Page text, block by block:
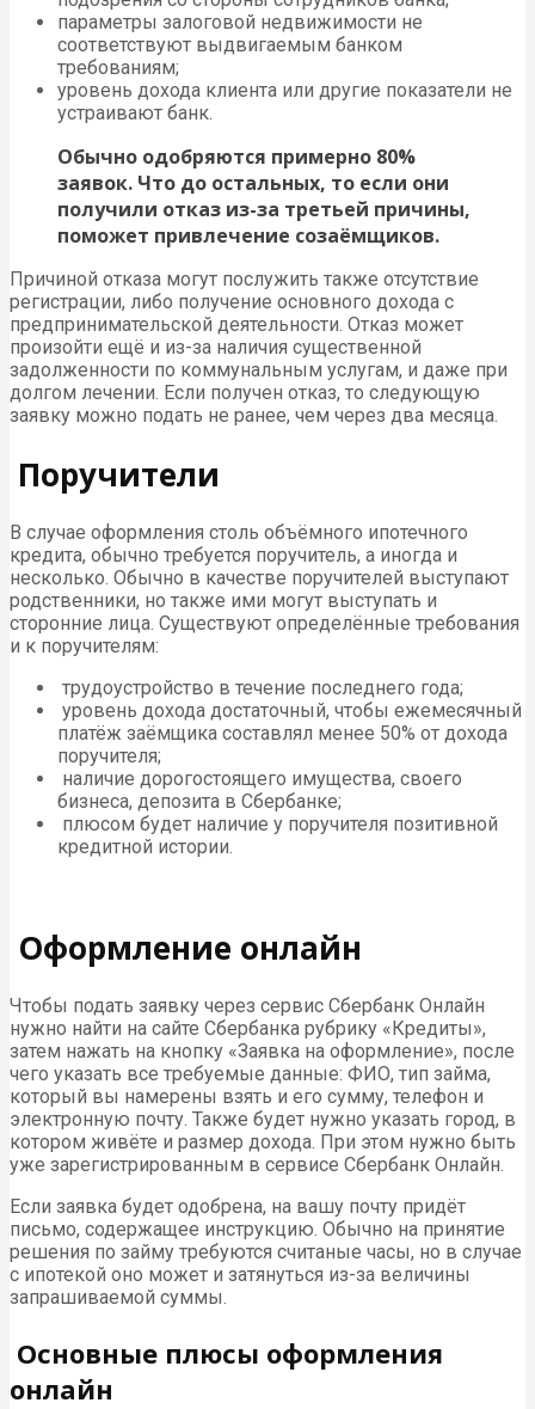
параметры залоговой недвижимости не
соответствуют выдвигаемым банком
требованиям;
уровень дохода клиента или другие показатели не
устраивают банк.
Обычно одобряются примерно 80%
заявок. Что до остальных, то если они
получили отказ из-за третьей причины,
поможет привлечение созаёмщиков.
Причиной отказа могут послужить также отсутствие
регистрации, либо получение основного дохода с
предпринимательской деятельности. Отказ может
произойти ещё и из-за наличия существенной
задолженности по коммунальным услугам, и даже при
долгом лечении. Если получен отказ, то следующую
заявку можно подать не ранее, чем через два месяца.
Поручители
В случае оформления столь объёмного ипотечного
кредита, обычно требуется поручитель, а иногда и
несколько. Обычно в качестве поручителей выступают
родственники, но также ими могут выступать и
сторонние лица. Существуют определённые требования
и к поручителям:
трудоустройство в течение последнего года;
уровень дохода достаточный, чтобы ежемесячный
платёж заёмщика составлял менее 50% от дохода
поручителя;
наличие дорогостоящего имущества, своего
бизнеса, депозита в Сбербанке;
плюсом будет наличие у поручителя позитивной
кредитной истории.
Оформление онлайн
Чтобы подать заявку через сервис Сбербанк Онлайн
нужно найти на сайте Сбербанка рубрику «Кредиты»,
затем нажать на кнопку «Заявка на оформление», после
чего указать все требуемые данные: ФИО, тип займа,
который вы намерены взять и его сумму, телефон и
электронную почту. Также будет нужно указать город, в
котором живёте и размер дохода. При этом нужно быть
уже зарегистрированным в сервисе Сбербанк Онлайн.
Если заявка будет одобрена, на вашу почту придёт
письмо, содержащее инструкцию. Обычно на принятие
решения по займу требуются считаные часы, но в случае
с ипотекой оно может и затянуться из-за величины
запрашиваемой суммы.
Основные плюсы оформления
онлайн